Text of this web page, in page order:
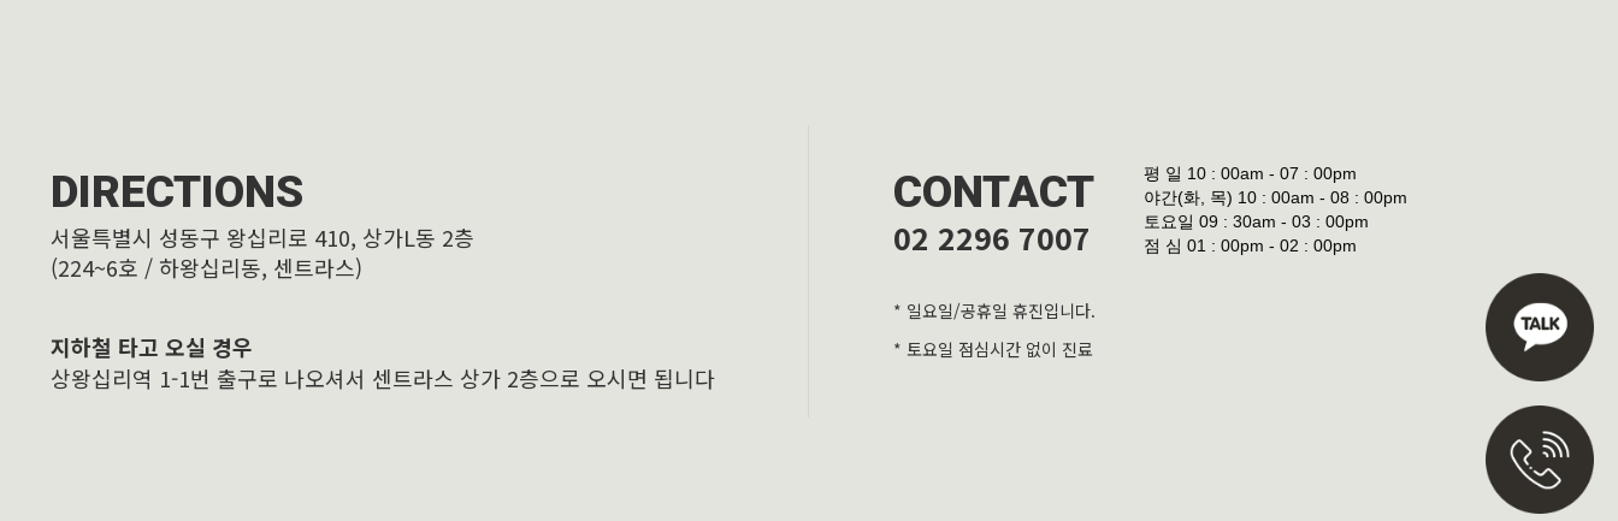
DIRECTIONS
서울특별시 성동구 왕십리로 410, 상가L동 2층
(224~6호 / 하왕십리동, 센트라스)
지하철 타고 오실 경우
상왕십리역 1-1번 출구로 나오셔서 센트라스 상가 2층으로 오시면 됩니다
CONTACT
02 2296 7007
* 일요일/공휴일 휴진입니다.
* 토요일 점심시간 없이 진료
평 일 10 : 00am - 07 : 00pm
야간(화, 목) 10 : 00am - 08 : 00pm
토요일 09 : 30am - 03 : 00pm
점 심 01 : 00pm - 02 : 00pm